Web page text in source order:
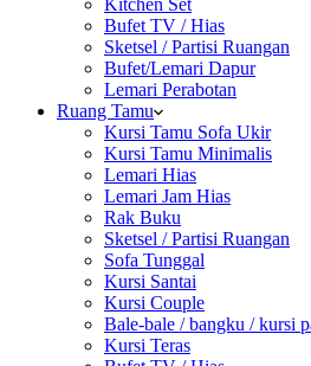
Kitchen Set
Bufet TV / Hias
Sketsel / Partisi Ruangan
Bufet/Lemari Dapur
Lemari Perabotan
Ruang Tamu
Kursi Tamu Sofa Ukir
Kursi Tamu Minimalis
Lemari Hias
Lemari Jam Hias
Rak Buku
Sketsel / Partisi Ruangan
Sofa Tunggal
Kursi Santai
Kursi Couple
Bale-bale / bangku / kursi
Kursi Teras